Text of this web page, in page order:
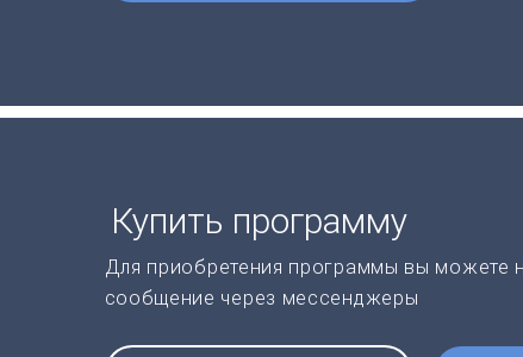
Купить программу
Для приобретения программы вы можете
сообщение через мессенджеры